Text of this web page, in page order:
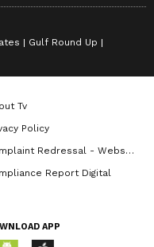
Gulf Round Up
Tv
Policy
Redressal - Website
Report Digital
APP